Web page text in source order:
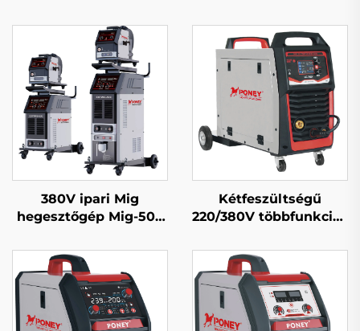
380V ipari Mig
hegesztőgép Mig-500
gázzal védett Mig/Mag
bevágó hegesztőgép
Kétfeszültségű
220/380V többfunkciós
250 dupla impulzusos
LCD digitális
szabályozású
szinergikus
hegesztőgép